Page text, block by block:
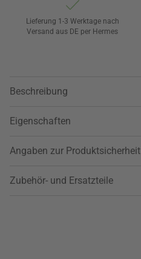
Lieferung 1-3 Werktage nach
Versand aus DE per Hermes
Beschreibung
Eigenschaften
Angaben zur Produktsicherheit
Zubehör- und Ersatzteile